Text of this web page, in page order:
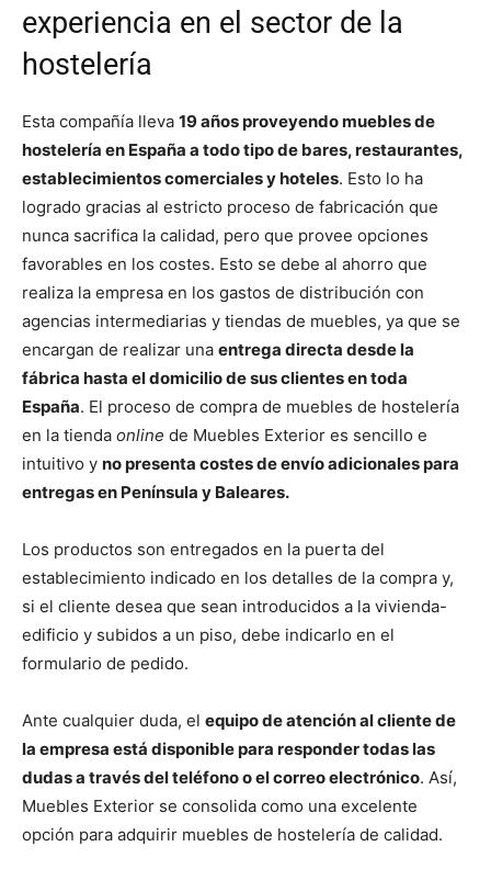
experiencia en el sector de la
hostelería
Esta compañía lleva 19 años proveyendo muebles de
hostelería en España a todo tipo de bares, restaurantes,
establecimientos comerciales y hoteles. Esto lo ha
logrado gracias al estricto proceso de fabricación que
nunca sacrifica la calidad, pero que provee opciones
favorables en los costes. Esto se debe al ahorro que
realiza la empresa en los gastos de distribución con
agencias intermediarias y tiendas de muebles, ya que se
encargan de realizar una entrega directa desde la
fábrica hasta el domicilio de sus clientes en toda
España. El proceso de compra de muebles de hostelería
en la tienda online de Muebles Exterior es sencillo e
intuitivo y no presenta costes de envío adicionales para
entregas en Península y Baleares.
Los productos son entregados en la puerta del
establecimiento indicado en los detalles de la compra y,
si el cliente desea que sean introducidos a la vivienda-
edificio y subidos a un piso, debe indicarlo en el
formulario de pedido.
Ante cualquier duda, el equipo de atención al cliente de
la empresa está disponible para responder todas las
dudas a través del teléfono o el correo electrónico. Así,
Muebles Exterior se consolida como una excelente
opción para adquirir muebles de hostelería de calidad.